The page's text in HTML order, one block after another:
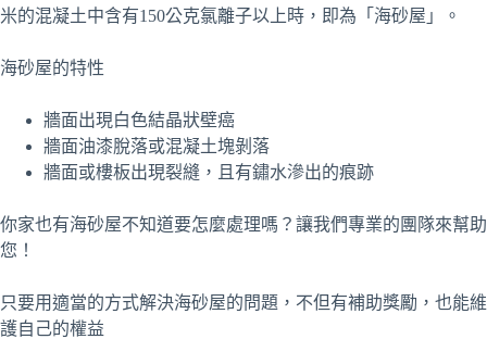
米的混凝土中含有150公克氯離子以上時，即為「海砂屋」。
海砂屋的特性
牆面出現白色結晶狀壁癌
牆面油漆脫落或混凝土塊剝落
牆面或樓板出現裂縫，且有鏽水滲出的痕跡
你家也有海砂屋不知道要怎麼處理嗎？讓我們專業的團隊來幫助
您！
只要用適當的方式解決海砂屋的問題，不但有補助獎勵，也能維
護自己的權益